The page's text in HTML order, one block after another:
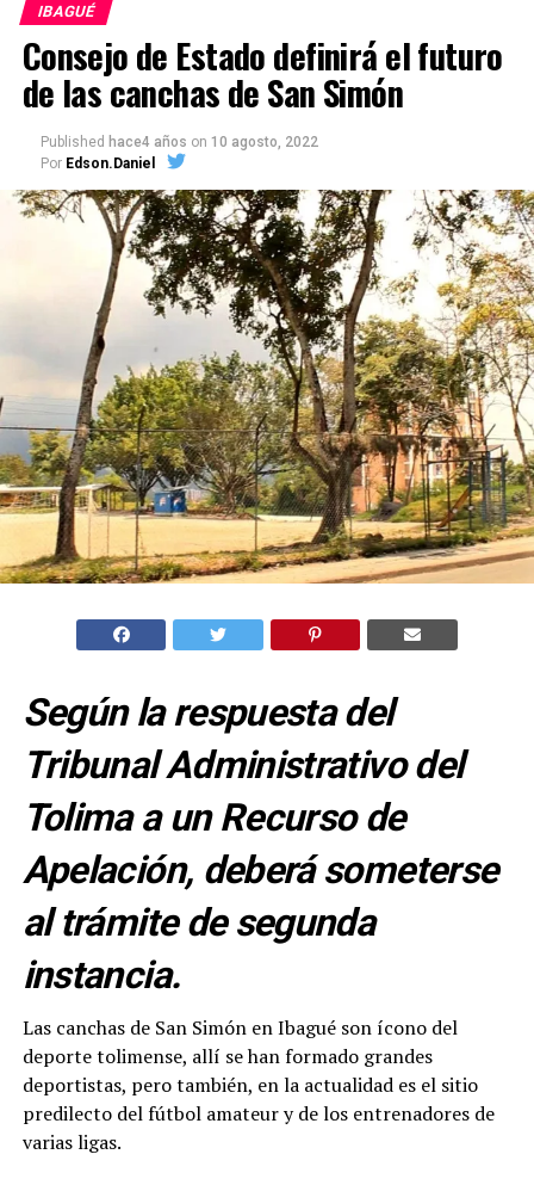
IBAGUÉ
Consejo de Estado definirá el futuro
de las canchas de San Simón
Published hace4 años on 10 agosto, 2022
Por Edson.Daniel
Según la respuesta del
Tribunal Administrativo del
Tolima a un Recurso de
Apelación, deberá someterse
al trámite de segunda
instancia.
Las canchas de San Simón en Ibagué son ícono del
deporte tolimense, allí se han formado grandes
deportistas, pero también, en la actualidad es el sitio
predilecto del fútbol amateur y de los entrenadores de
varias ligas.